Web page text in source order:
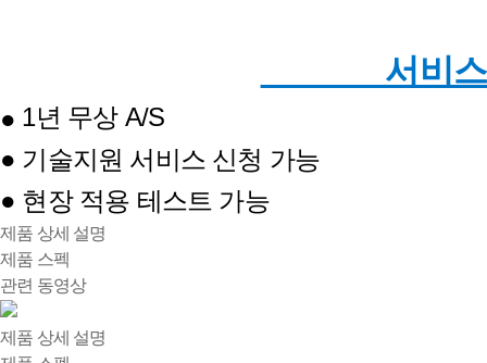
서비스
● 1년 무상 A/S
● 기술지원 서비스 신청 가능
● 현장 적용 테스트 가능
제품 상세 설명
제품 스펙
관련 동영상
제품 상세 설명